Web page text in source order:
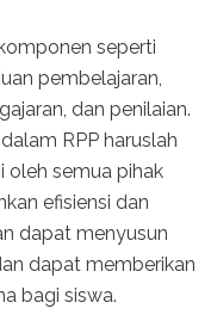
seperti
pembelajaran,
dan penilaian.
RPP haruslah
oleh semua pihak
efisiensi dan
dapat menyusun
dapat memberikan
bagi siswa.